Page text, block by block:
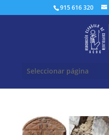
915 616 320
Seleccionar página